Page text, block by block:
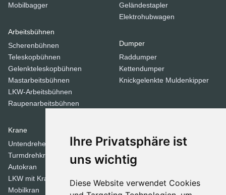
Ihre Privatsphäre ist
uns wichtig
Diese Website verwendet Cookies
Mobilbagger
Arbeitsbühnen
Scherenbühnen
Teleskopbühnen
Gelenkteleskopbühnen
Mastarbeitsbühnen
LKW-Arbeitsbühnen
Raupenarbeitsbühnen
Geländestapler
Elektrohubwagen
Dumper
Raddumper
Kettendumper
Knickgelenkte Muldenkipper
Krane
Untendreherkrane
Turmdrehkrane
Autokran
LKW mit Kran
Mobilkran
Walzen
Tandemwalzen
Stampfer
Dozer